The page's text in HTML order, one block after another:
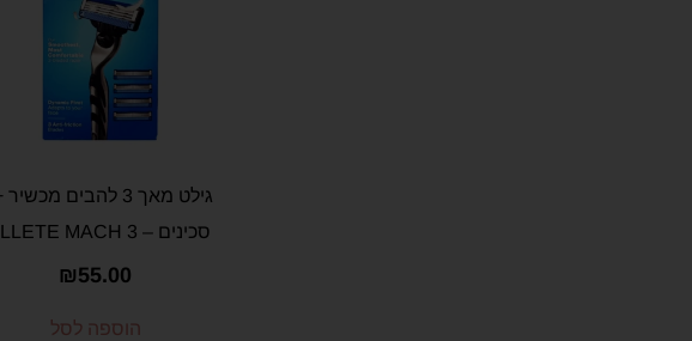
סכינים – GILLETE MACH 3
₪55.00
הוספה לסל